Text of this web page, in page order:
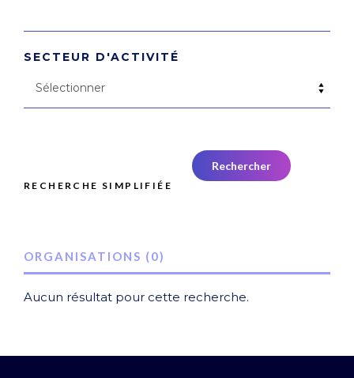
SECTEUR D'ACTIVITÉ
RECHERCHE SIMPLIFIÉE
ORGANISATIONS (0)
Aucun résultat pour cette recherche.